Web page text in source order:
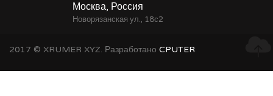
Москва, Россия
Новорязанская ул., 18с2
2017 © XRUMER XYZ. Разработано CPUTER